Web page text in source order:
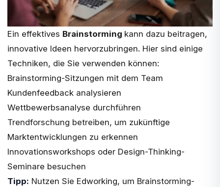
Ein effektives Brainstorming kann dazu beitragen,
innovative Ideen hervorzubringen. Hier sind einige
Techniken, die Sie verwenden können:
Brainstorming-Sitzungen mit dem Team
Kundenfeedback analysieren
Wettbewerbsanalyse durchführen
Trendforschung betreiben, um zukünftige
Marktentwicklungen zu erkennen
Innovationsworkshops oder Design-Thinking-
Seminare besuchen
Tipp: Nutzen Sie Edworking, um Brainstorming-